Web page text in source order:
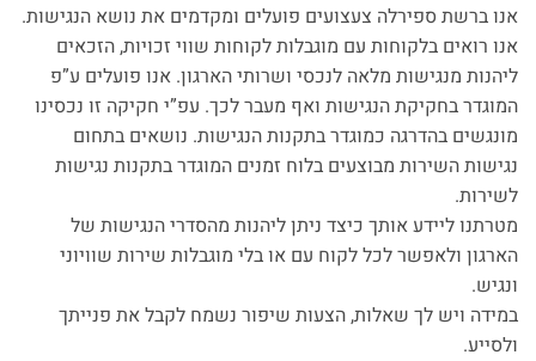
אנו ברשת ספירלה צעצועים פועלים ומקדמים את נושא הנגישות.
אנו רואים בלקוחות עם מוגבלות לקוחות שווי זכויות, הזכאים
ליהנות מנגישות מלאה לנכסי ושרותי הארגון. אנו פועלים ע”פ
המוגדר בחקיקת הנגישות ואף מעבר לכך. עפ”י חקיקה זו נכסינו
מונגשים בהדרגה כמוגדר בתקנות הנגישות. נושאים בתחום
נגישות השירות מבוצעים בלוח זמנים המוגדר בתקנות נגישות
לשירות.
מטרתנו ליידע אותך כיצד ניתן ליהנות מהסדרי הנגישות של
הארגון ולאפשר לכל לקוח עם או בלי מוגבלות שירות שוויוני
ונגיש.
במידה ויש לך שאלות, הצעות שיפור נשמח לקבל את פנייתך
ולסייע.